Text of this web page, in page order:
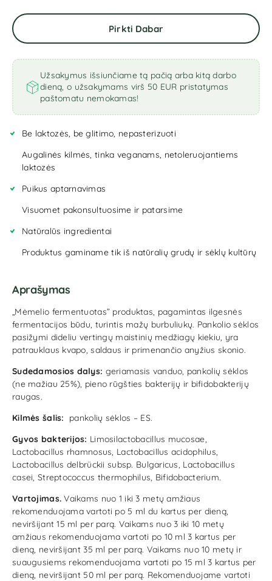
Pirkti Dabar
Užsakymus išsiunčiame tą pačią arba kitą darbo
dieną, o užsakymams virš 50 EUR pristatymas
paštomatu nemokamas!
Be laktozės, be glitimo, nepasterizuoti
Augalinės kilmės, tinka veganams, netoleruojantiems
laktozės
Puikus aptarnavimas
Visuomet pakonsultuosime ir patarsime
Natūralūs ingredientai
Produktus gaminame tik iš natūralių grudų ir sėklų kultūrų
Aprašymas
„Mėmelio fermentuotas” produktas, pagamintas ilgesnės
fermentacijos būdu, turintis mažų burbuliukų. Pankolio sėklos
pasižymi dideliu vertingų maistinių medžiagų kiekiu, yra
patrauklaus kvapo, saldaus ir primenančio anyžius skonio.
Sudedamosios dalys: geriamasis vanduo, pankolių sėklos
(ne mažiau 25%), pieno rūgšties bakterijų ir bifidobakterijų
raugas.
Kilmės šalis:
pankolių sėklos – ES.
Gyvos bakterijos: Limosilactobacillus mucosae,
Lactobacillus rhamnosus, Lactobacillus acidophilus,
Lactobacillus delbrückii subsp. Bulgaricus, Lactobacillus
casei, Streptococcus thermophilus, Bifidobacterium.
Vartojimas. Vaikams nuo 1 iki 3 metų amžiaus
rekomenduojama vartoti po 5 ml du kartus per dieną,
neviršijant 15 ml per parą. Vaikams nuo 3 iki 10 metų
amžiaus rekomenduojama vartoti po 10 ml 3 kartus per
dieną, neviršijant 35 ml per parą. Vaikams nuo 10 metų ir
suaugusiems rekomenduojama vartoti po 15 ml 3 kartus per
dieną, neviršijant 50 ml per parą. Rekomenduojame vartoti